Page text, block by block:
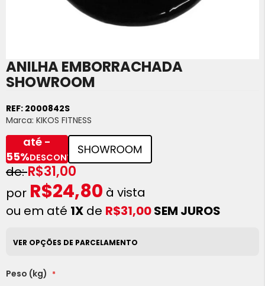
ANILHA EMBORRACHADA
SHOWROOM
REF: 2000842S
Marca: KIKOS FITNESS
R$31,00
até -
55%DESCONTO
R$24,80 à vista
ou em até 1X de R$31,00SEM JUROS
VER OPÇÕES DE PARCELAMENTO
Peso (kg)
Saltar
para
o
da
Galeria
de
imagens